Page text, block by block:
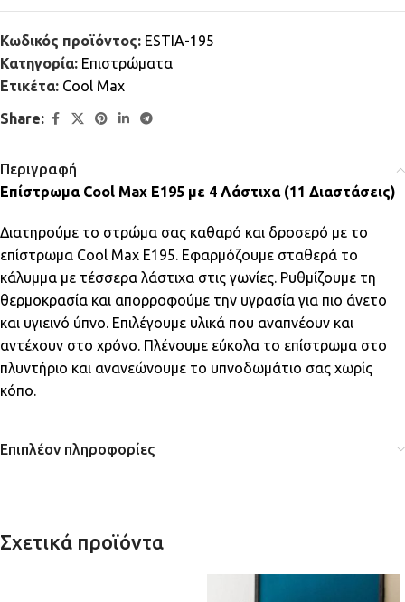
Κωδικός προϊόντος: ESTIA-195
Κατηγορία: Επιστρώματα
Ετικέτα: Cool Max
Share:
Περιγραφή
Επίστρωμα Cool Max E195 με 4 Λάστιχα (11 Διαστάσεις)
Διατηρούμε το στρώμα σας καθαρό και δροσερό με το
επίστρωμα Cool Max E195. Εφαρμόζουμε σταθερά το
κάλυμμα με τέσσερα λάστιχα στις γωνίες. Ρυθμίζουμε τη
θερμοκρασία και απορροφούμε την υγρασία για πιο άνετο
και υγιεινό ύπνο. Επιλέγουμε υλικά που αναπνέουν και
αντέχουν στο χρόνο. Πλένουμε εύκολα το επίστρωμα στο
πλυντήριο και ανανεώνουμε το υπνοδωμάτιο σας χωρίς
κόπο.
Επιπλέον πληροφορίες
Σχετικά προϊόντα